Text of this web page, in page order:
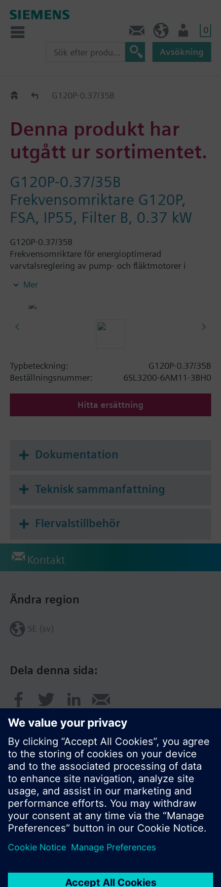
0
Avsökning
Old2NewG120P-0.37/35B
Denna produkt har
utgått ur sortimentet.
G120P-0.37/35B
Frekvensomriktare G120P,
FSA, IP55, Filter B, 0.37 kW
G120P-0.37/35B
Frekvensomriktare för energioptimerad
varvtalsreglering av pump- och fläktmotorer i
Vid användning av BOP-2 eller täcklock ökar djupet
med 5 mm, och vid användning av IOP med 15
Mer
Typbeteckning:
G120P-0.37/35B
Beställningsnummer:
6SL3200-6AM11-3BH0
Hitta ersättning
Dokumentation
Teknisk sammanfattning
Flervalstillbehör
Kontakt
Dela denna sida:
Ändra region
SE (sv)
© Siemens AB, Building Technologies Division,
CPS - 2017
Produktportfölj och priser kan variera mellan
Användarvillkor